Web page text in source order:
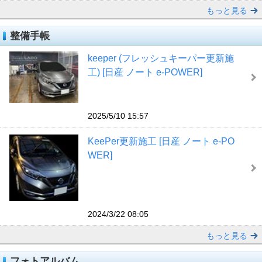
もっと見る
整備手帳
keeper (フレッシュキーパー更新施
工) [日産 ノート e-POWER]
2025/5/10 15:57
KeePer更新施工 [日産 ノート e-PO
WER]
2024/3/22 08:05
もっと見る